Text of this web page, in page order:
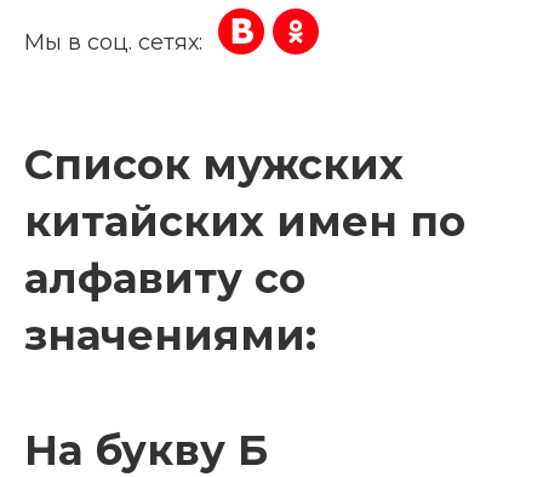
Мы в соц. сетях:
Список мужских
китайских имен по
алфавиту со
значениями:
На букву Б